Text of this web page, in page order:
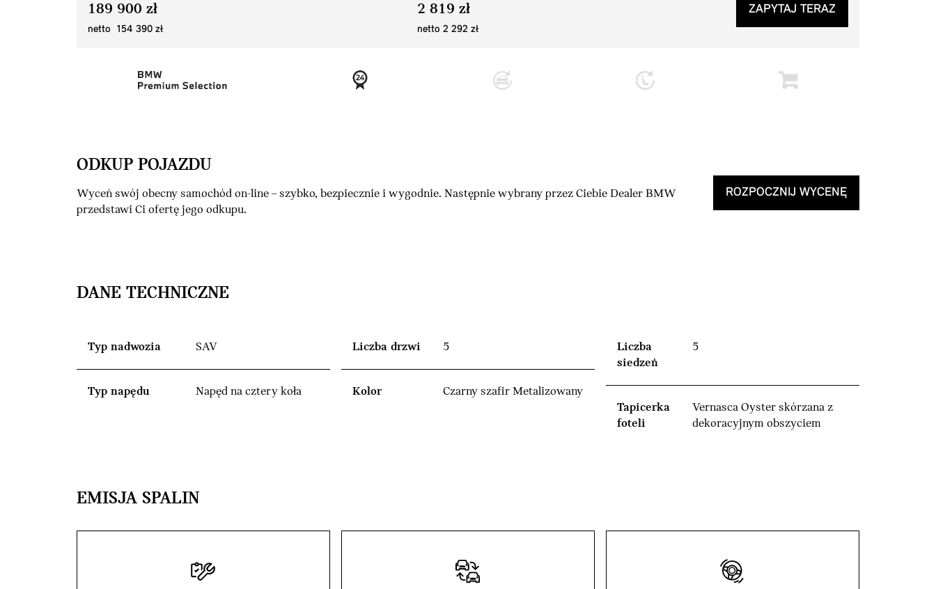
189 900 zł
netto 154 390 zł
2 819 zł
netto 2 292 zł
ZAPYTAJ TERAZ
ODKUP POJAZDU
Wyceń swój obecny samochód on-line – szybko, bezpiecznie i wygodnie. Następnie wybrany przez Ciebie Dealer BMW
przedstawi Ci ofertę jego odkupu.
ROZPOCZNIJ WYCENĘ
DANE TECHNICZNE
Typ nadwozia SAV
Typ napędu Napęd na cztery koła
Liczba drzwi 5
Kolor Czarny szafir Metalizowany
Liczba
siedzeń
5
Tapicerka
foteli
Vernasca Oyster skórzana z
dekoracyjnym obszyciem
EMISJA SPALIN